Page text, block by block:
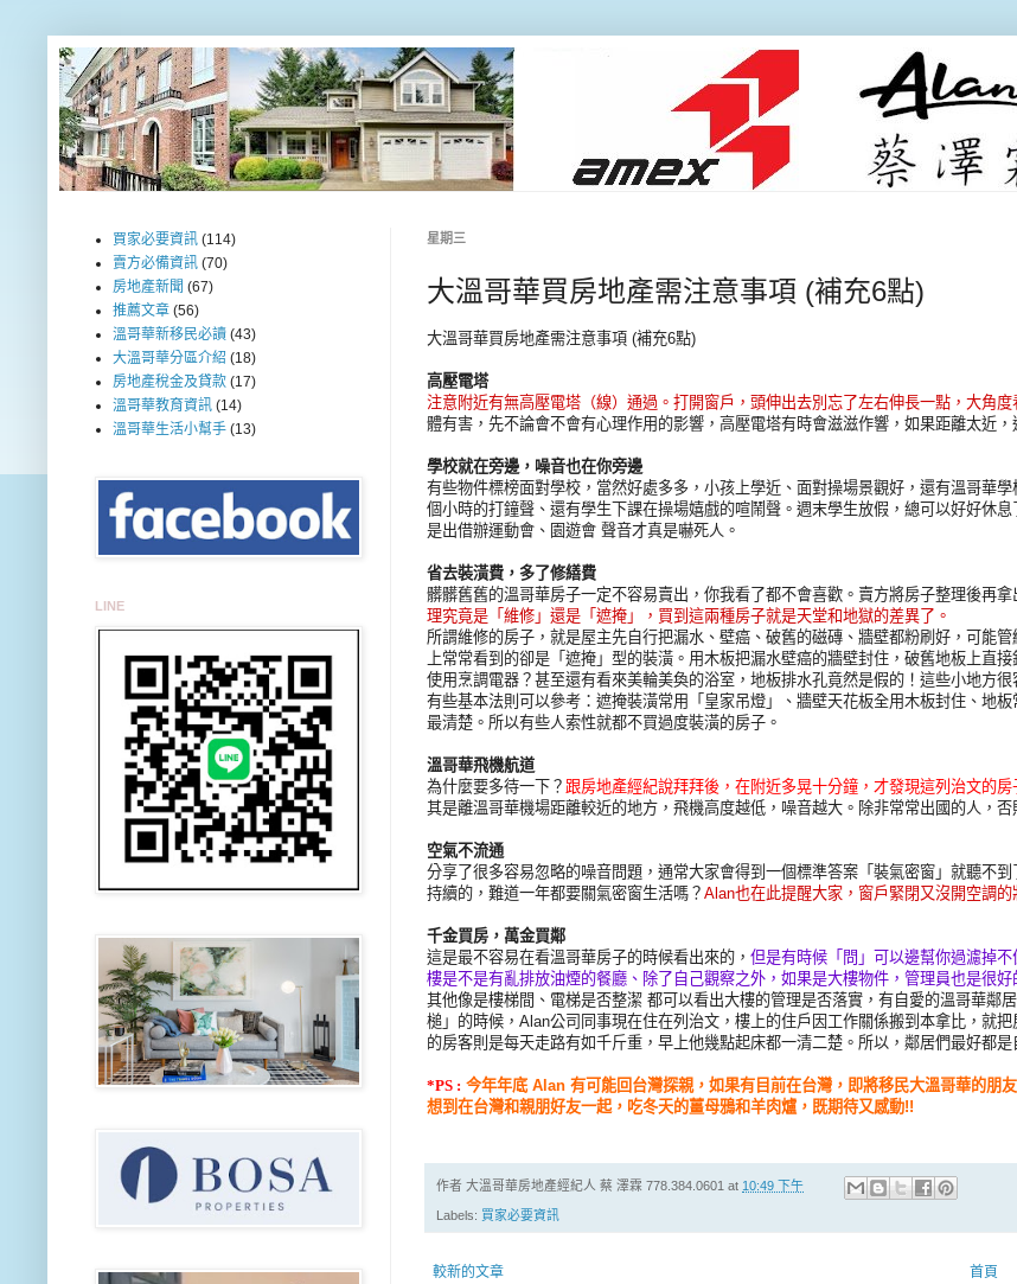
星期三
大溫哥華買房地產需注意事項 (補充6點)
大溫哥華買房地產需注意事項 (補充6點)
高壓電塔
注意附近有無高壓電塔（線）通過。打開窗戶，頭伸出去別忘了左右伸長一點，大角度
體有害，先不論會不會有心理作用的影響，高壓電塔有時會滋滋作響，如果距離太近
學校就在旁邊，噪音也在你旁邊
有些物件標榜面對學校，當然好處多多，小孩上學近、面對操場景觀好，還有溫哥華
個小時的打鐘聲、還有學生下課在操場嬉戲的喧鬧聲。週末學生放假，總可以好好休
是出借辦運動會、園遊會 聲音才真是嚇死人。
省去裝潢費，多了修繕費
髒髒舊舊的溫哥華房子一定不容易賣出，你我看了都不會喜歡。賣方將房子整理後再
理究竟是「維修」還是「遮掩」，買到這兩種房子就是天堂和地獄的差異了。
所謂維修的房子，就是屋主先自行把漏水、壁癌、破舊的磁磚、牆壁都粉刷好，可能
上常常看到的卻是「遮掩」型的裝潢。用木板把漏水壁癌的牆壁封住，破舊地板上直
使用烹調電器？甚至還有看來美輪美奐的浴室，地板排水孔竟然是假的！這些小地方
有些基本法則可以參考：遮掩裝潢常用「皇家吊燈」、牆壁天花板全用木板封住、地
最清楚。所以有些人索性就都不買過度裝潢的房子。
溫哥華飛機航道
為什麼要多待一下？ 跟房地產經紀說拜拜後，在附近多晃十分鐘，才發現這列治文的
其是離溫哥華機場距離較近的地方，飛機高度越低，噪音越大。除非常常出國的人，
空氣不流通
分享了很多容易忽略的噪音問題，通常大家會得到一個標準答案「裝氣密窗」就聽不
持續的，難道一年都要關氣密窗生活嗎？ Alan也在此提醒大家，窗戶緊閉又沒開空調
千金買房，萬金買鄰
這是最不容易在看溫哥華房子的時候看出來的， 但是有時候「問」可以邊幫你過濾掉
樓是不是有亂排放油煙的餐廳、除了自己觀察之外，如果是大樓物件，管理員也是很好
其他像是樓梯間、電梯是否整潔 都可以看出大樓的管理是否落實，有自愛的溫哥華鄰
槌」的時候，Alan公司同事現在住在列治文，樓上的住戶因工作關係搬到本拿比，就
的房客則是每天走路有如千斤重，早上他幾點起床都一清二楚。所以，鄰居們最好都
*PS : 今年年底 Alan 有可能回台灣探親，如果有目前在台灣，即將移民大溫哥華的朋
想到在台灣和親朋好友一起，吃冬天的薑母鴉和羊肉爐，既期待又感動!!
作者 大溫哥華房地產經紀人 蔡 澤霖 778.384.0601 at 10:49 下午
Labels: 買家必要資訊
較新的文章 首頁
買家必要資訊 (114)
賣方必備資訊 (70)
房地產新聞 (67)
推薦文章 (56)
溫哥華新移民必讀 (43)
大溫哥華分區介紹 (18)
房地產稅金及貸款 (17)
溫哥華教育資訊 (14)
溫哥華生活小幫手 (13)
LINE